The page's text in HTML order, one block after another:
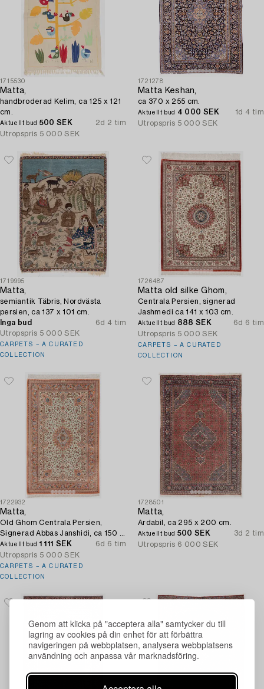
Genom att klicka på "acceptera alla" samtycker du till
lagring av cookies på din enhet för att förbättra
navigeringen på webbplatsen, analysera webbplatsens
användning och anpassa vår marknadsföring.
1715530
Matta,
handbroderad Kelim, ca 125 x 121
cm.
Aktuellt bud 500 SEK
2d 2 tim
Utropspris 5 000 SEK
1721278
Matta Keshan,
ca 370 x 255 cm.
Aktuellt bud 4 000 SEK
1d 4 tim
Utropspris 5 000 SEK
1719995
Matta,
semiantik Täbris, Nordvästa
persien, ca 137 x 101 cm.
Inga bud
6d 4 tim
Utropspris 5 000 SEK
CARPETS – A CURATED
COLLECTION
1726487
Matta old silke Ghom,
Centrala Persien, signerad
Jashmedi ca 141 x 103 cm.
Aktuellt bud 888 SEK
6d 6 tim
Utropspris 5 000 SEK
CARPETS – A CURATED
COLLECTION
1722932
Matta,
Old Ghom Centrala Persien,
Signerad Abbas Janshidi, ca 150 x
93 cm.
Aktuellt bud 1 111 SEK
6d 6 tim
Utropspris 5 000 SEK
CARPETS – A CURATED
COLLECTION
1728501
Matta,
Ardabil, ca 295 x 200 cm.
Aktuellt bud 500 SEK
3d 2 tim
Utropspris 6 000 SEK